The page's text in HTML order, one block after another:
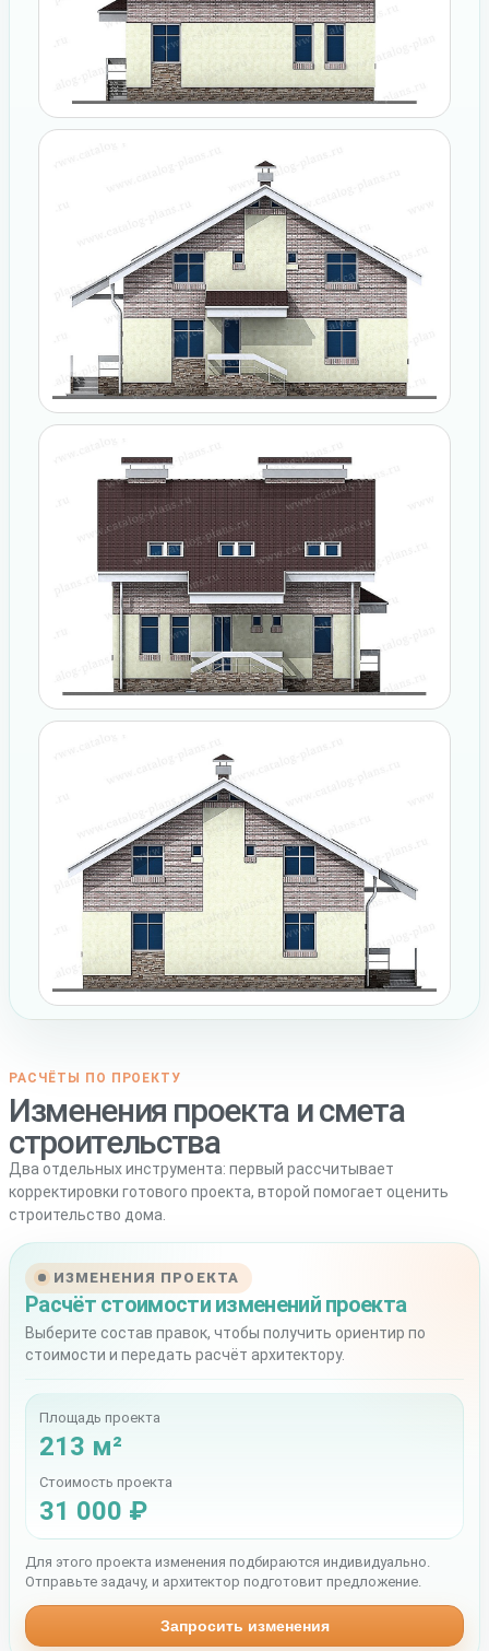
РАСЧЁТЫ ПО ПРОЕКТУ
Изменения проекта и смета
строительства
Два отдельных инструмента: первый рассчитывает
корректировки готового проекта, второй помогает оценить
строительство дома.
ИЗМЕНЕНИЯ ПРОЕКТА
Расчёт стоимости изменений проекта
Выберите состав правок, чтобы получить ориентир по
стоимости и передать расчёт архитектору.
Площадь проекта
213 м²
Стоимость проекта
31 000 ₽
Для этого проекта изменения подбираются индивидуально.
Отправьте задачу, и архитектор подготовит предложение.
Запросить изменения